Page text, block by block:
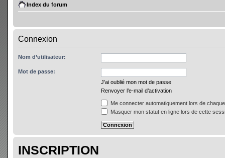
Index du forum
Connexion
Nom d’utilisateur:
Mot de passe:
J’ai oublié mon mot de passe
Renvoyer l’e-mail d’activation
Me connecter automatiquement lors de
Masquer mon statut en ligne lors de cette
INSCRIPTION